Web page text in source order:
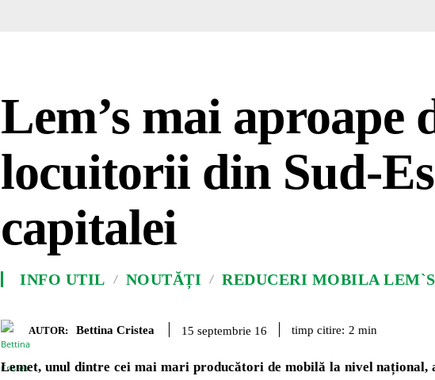
Lem’s mai aproape
locuitorii din Sud-
capitalei
INFO UTIL NOUTĂȚI REDUCERI MOBILA LEM`S
AUTOR: Bettina Cristea 15 septembrie 16 timp citire: 2 min
Lemet, unul dintre cei mai mari producători de mobilă la nivel național,